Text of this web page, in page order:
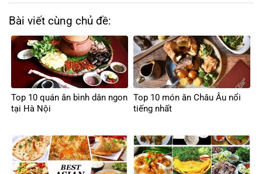
Bài viết cùng chủ đề:
Top 10 quán ăn bình dân ngon
tại Hà Nội
Top 10 món ăn Châu Âu nổi
tiếng nhất